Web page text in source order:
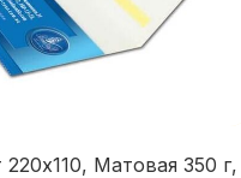
Матовая 350 г,